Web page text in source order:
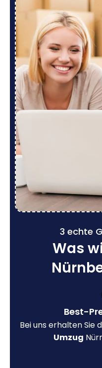
3 echte
Was
Best-
Bei uns erhalten Sie
Umzug